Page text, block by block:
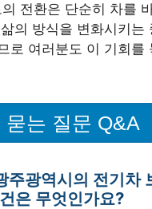
전환은 단순히 차를
의 방식을 변화시키는
로 여러분도 이 기회를
묻는 질문 Q&A
주광역시의 전기차
은 무엇인가요?